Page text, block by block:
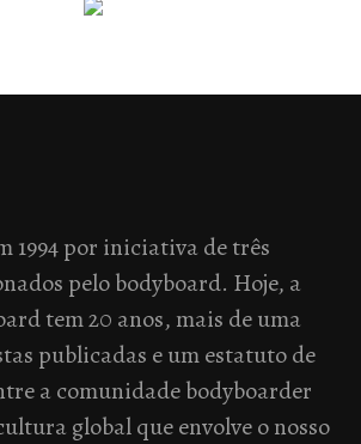
1994 por iniciativa de três
pelo bodyboard. Hoje, a
tem 20 anos, mais de uma
publicadas e um estatuto de
a comunidade bodyboarder
global que envolve o nosso